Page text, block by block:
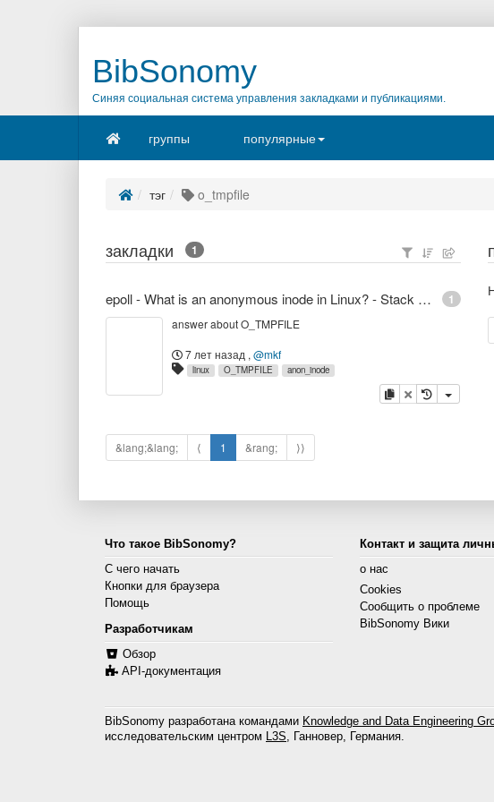
BibSonomy
Синяя социальная система управления закладками и публикациями.
группы популярные
тэг o_tmpfile
закладки 1
1
epoll - What is an anonymous inode in Linux? - Stack Overflow
answer about O_TMPFILE
7 лет назад , @mkf
linux O_TMPFILE anon_inode
копировать
удалить
&lang;&lang; ⟨ 1 &rang; ⟩⟩
Что такое BibSonomy?
С чего начать
Кнопки для браузера
Помощь
Разработчикам
Обзор
API-документация
Контакт и защита
о нас
Cookies
Сообщить о проблеме
BibSonomy Вики
BibSonomy разработана командами Knowledge and Data Engineering
исследовательским центром L3S, Ганновер, Германия.